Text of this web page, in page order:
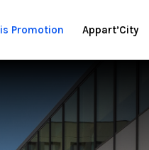
Promotion Appart’City